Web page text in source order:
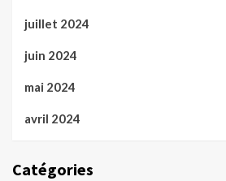
juillet 2024
juin 2024
mai 2024
avril 2024
Catégories